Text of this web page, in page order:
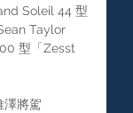
Soleil 44 型
Taylor
型「Zesst
澤將駕